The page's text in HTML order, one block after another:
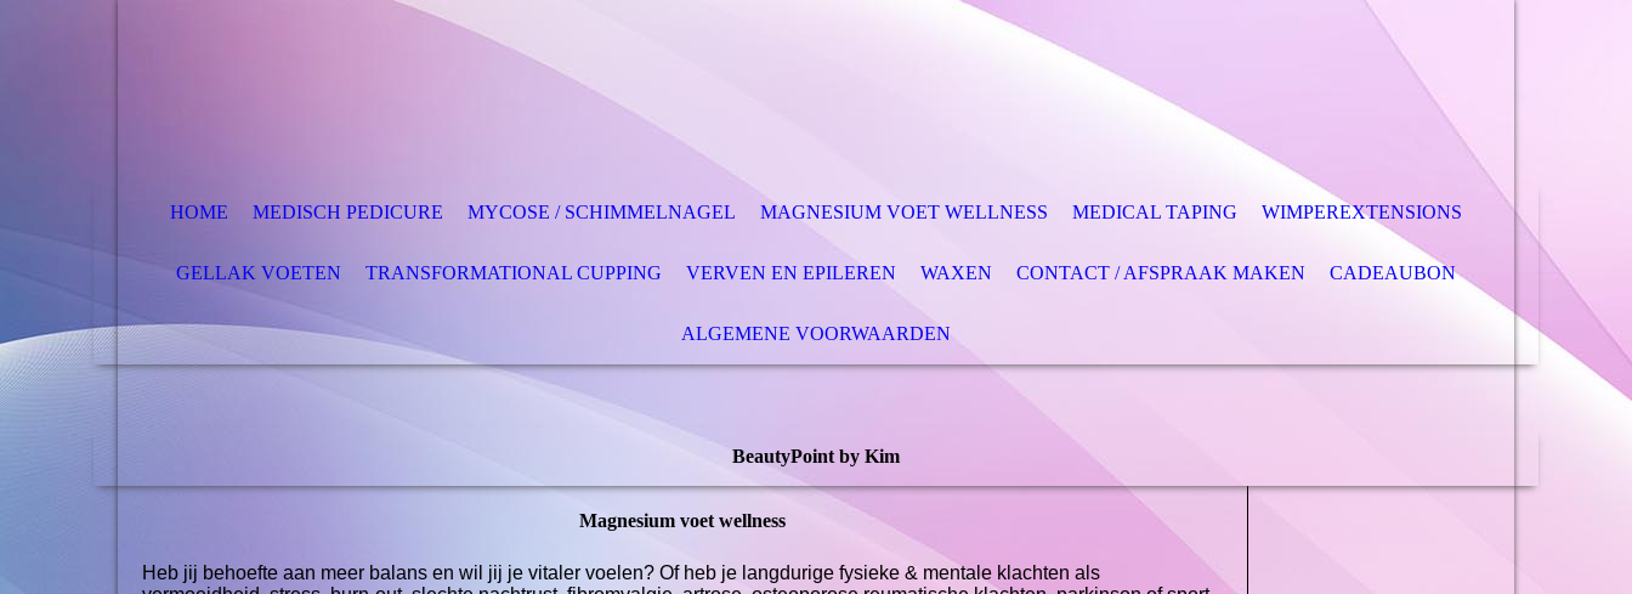
HOME MEDISCH PEDICURE MYCOSE / SCHIMMELNAGEL MAGNESIUM VOET WELLNESS MEDICAL TAPING WIMPEREXTENSIONS
GELLAK VOETEN TRANSFORMATIONAL CUPPING VERVEN EN EPILEREN WAXEN CONTACT / AFSPRAAK MAKEN CADEAUBON
ALGEMENE VOORWAARDEN
BeautyPoint by Kim
Magnesium voet wellness
Heb jij behoefte aan meer balans en wil jij je vitaler voelen? Of heb je langdurige fysieke & mentale klachten als